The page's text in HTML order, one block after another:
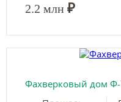
2.2 млн ₽
Фахверковый дом